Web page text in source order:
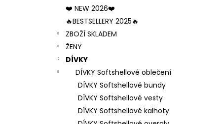
❤️ NEW 2026❤️
🔥BESTSELLERY 2025🔥
ZBOŽÍ SKLADEM
ŽENY
DÍVKY
DÍVKY Softshellové oblečení
DÍVKY Softshellové bundy
DÍVKY Softshellové vesty
DÍVKY Softshellové kalhoty
DÁMSKÉ BERMUDY SILK BLACK